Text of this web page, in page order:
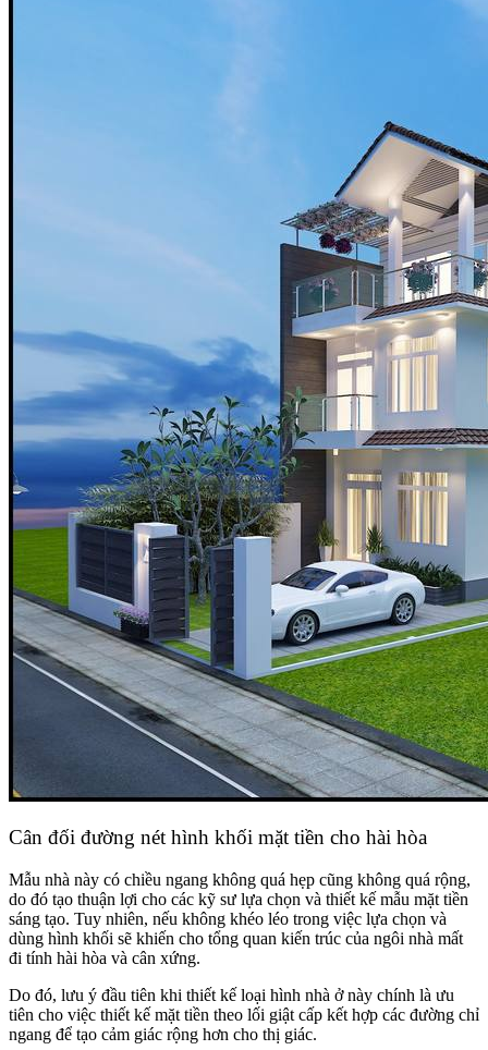
Cân đối đường nét hình khối mặt tiền cho hài hòa
Mẫu nhà này có chiều ngang không quá hẹp cũng không quá rộng,
do đó tạo thuận lợi cho các kỹ sư lựa chọn và thiết kế mẫu mặt tiền
sáng tạo. Tuy nhiên, nếu không khéo léo trong việc lựa chọn và
dùng hình khối sẽ khiến cho tổng quan kiến trúc của ngôi nhà mất
đi tính hài hòa và cân xứng.
Do đó, lưu ý đầu tiên khi thiết kế loại hình nhà ở này chính là ưu
tiên cho việc thiết kế mặt tiền theo lối giật cấp kết hợp các đường chỉ
ngang để tạo cảm giác rộng hơn cho thị giác.